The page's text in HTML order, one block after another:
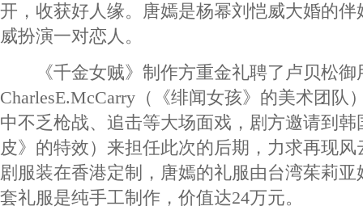
开，收获好人缘。唐嫣是杨幂刘恺威大婚的
威扮演一对恋人。
《千金女贼》制作方重金礼聘了卢贝松
CharlesE.McCarry（《绯闻女孩》的美术团队
中不乏枪战、追击等大场面戏，剧方邀请到
皮》的特效）来担任此次的后期，力求再现
剧服装在香港定制，唐嫣的礼服由台湾茱莉
套礼服是纯手工制作，价值达24万元。